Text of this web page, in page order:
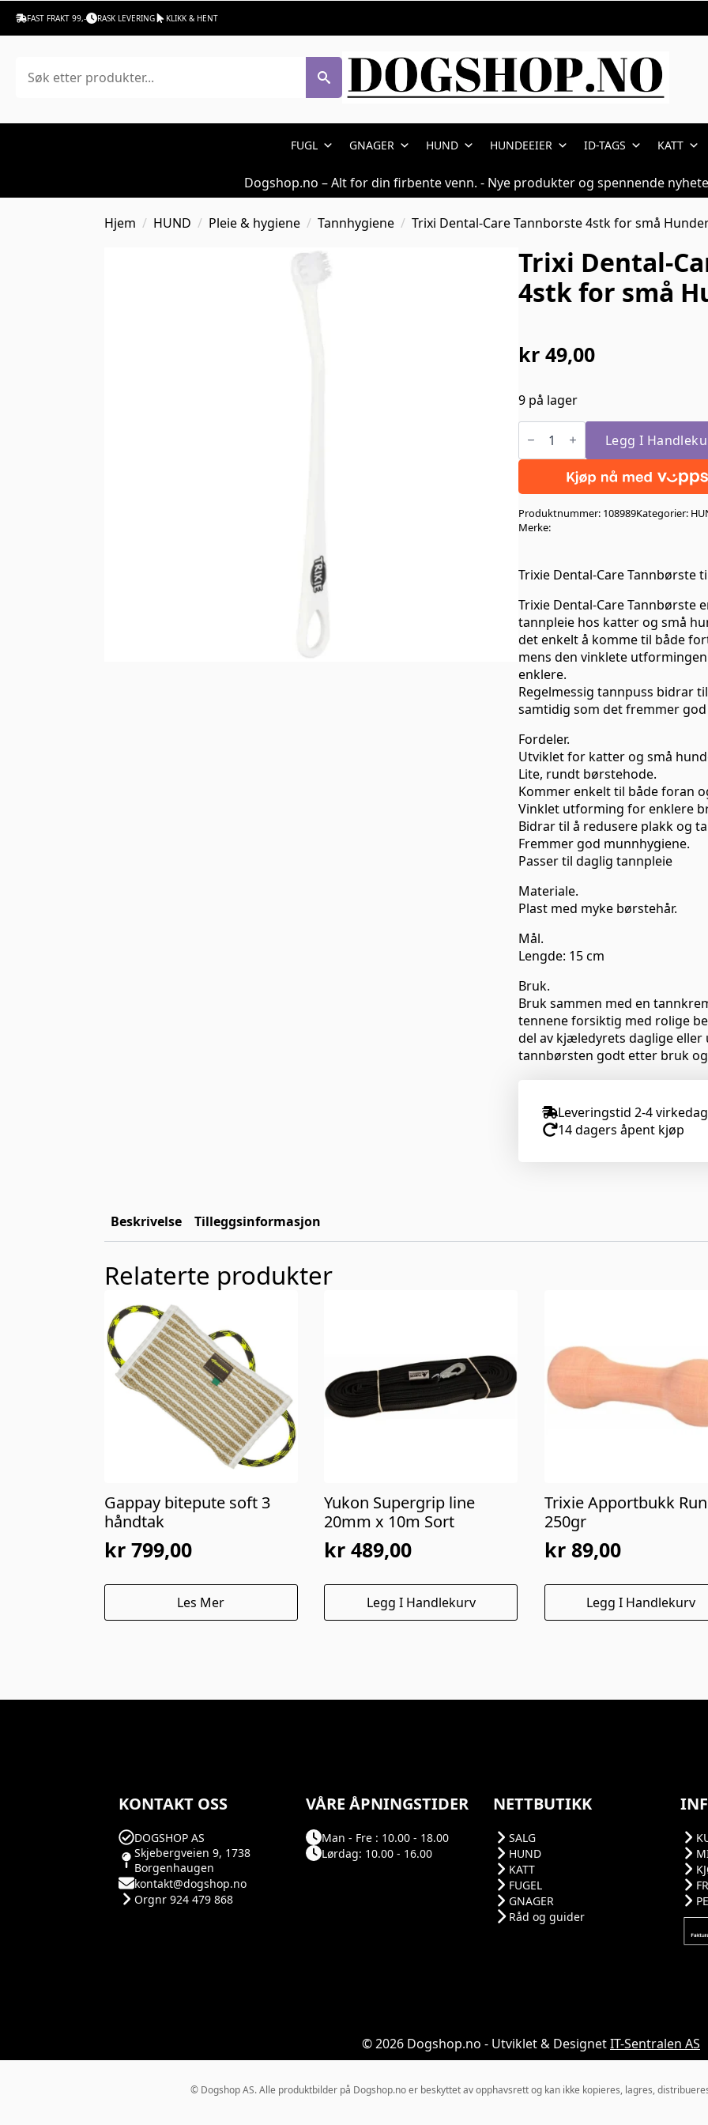
FAST FRAKT 99,- RASK LEVERING KLIKK & HENT
FUGL GNAGER HUND HUNDEEIER ID-TAGS KATT
Dogshop.no – Alt for din firbente venn. - Nye produkter og spennende
Hjem HUND Pleie & hygiene Tannhygiene Trixi Dental-Care Tannborste 4stk for små
Trixi Dental-
4stk for små
kr 49,00
9 på lager
Trixi
Dental-
Tannborste
for
Hunder
antall
Legg I
Produktnummer: 108989Kategorier:
Merke:
Trixie Dental-Care Tannbørste
Trixie Dental-Care Tannbørste
tannpleie hos katter og små
det enkelt å komme til både
mens den vinklete
enklere.
Regelmessig tannpuss bidrar
samtidig som det fremmer
Fordeler.
Utviklet for katter og små
Lite, rundt børstehode.
Kommer enkelt til både foran
Vinklet utforming for enklere
Bidrar til å redusere plakk og
Fremmer god munnhygiene.
Passer til daglig tannpleie
Materiale.
Plast med myke børstehår.
Mål.
Lengde: 15 cm
Bruk.
Bruk sammen med en
tennene forsiktig med rolige
del av kjæledyrets daglige
tannbørsten godt etter bruk
Leveringstid 2-4
14 dagers åpent kjøp
Beskrivelse Tilleggsinformasjon
Relaterte produkter
Gappay bitepute soft 3
håndtak
kr 799,00
Les Mer
Yukon Supergrip line
20mm x 10m Sort
kr 489,00
Legg I Handlekurv
Trixie Apportbukk
250gr
kr89,00
Legg I Handlekurv
KONTAKT OSS
DOGSHOP AS
Skjebergveien 9, 1738
Borgenhaugen
kontakt@dogshop.no
Orgnr 924 479 868
VÅRE ÅPNINGSTIDER
Man - Fre : 10.00 - 18.00
Lørdag: 10.00 - 16.00
NETTBUTIKK
SALG
HUND
KATT
FUGEL
GNAGER
Råd og guider
© 2026 Dogshop.no - Utviklet & DesignetIT-Sentralen AS
© Dogshop AS. Alle produktbilder på Dogshop.no er beskyttet av opphavsrett og kan ikke kopieres, lagres,